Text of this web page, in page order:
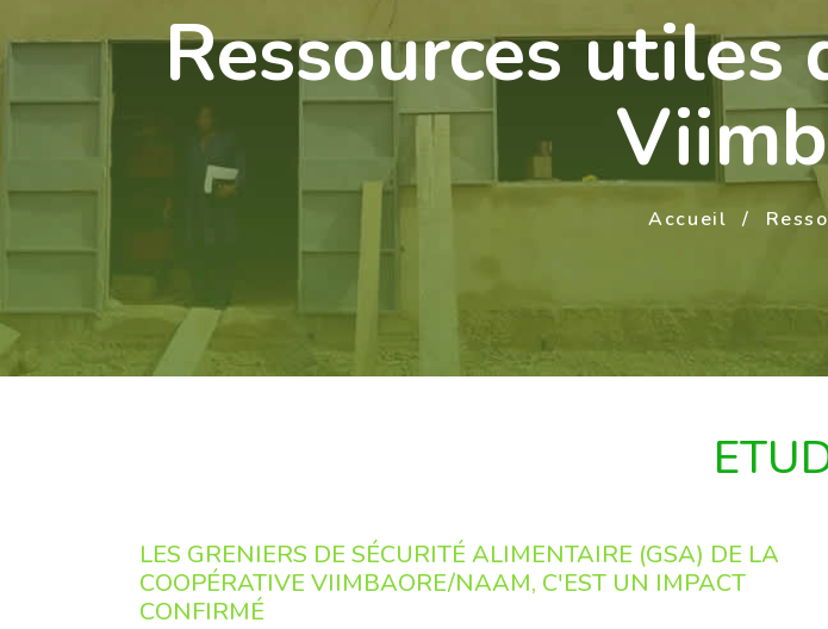
Ressources utiles
Accueil
LES GRENIERS DE SÉCURITÉ ALIMENTAIRE (GSA) DE LA
COOPÉRATIVE VIIMBAORE/NAAM, C'EST UN IMPACT
CONFIRMÉ